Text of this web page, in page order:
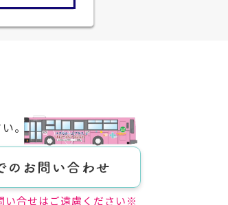
。
合せはご遠慮ください※